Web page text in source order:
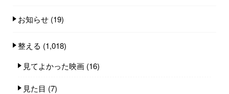
お知らせ (19)
整える (1,018)
見てよかった映画 (16)
見た目 (7)